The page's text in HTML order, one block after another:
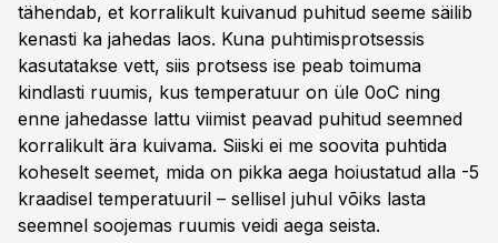
tähendab, et korralikult kuivanud puhitud seeme säilib
kenasti ka jahedas laos. Kuna puhtimisprotsessis
kasutatakse vett, siis protsess ise peab toimuma
kindlasti ruumis, kus temperatuur on üle 0oC ning
enne jahedasse lattu viimist peavad puhitud seemned
korralikult ära kuivama. Siiski ei me soovita puhtida
koheselt seemet, mida on pikka aega hoiustatud alla -5
kraadisel temperatuuril – sellisel juhul võiks lasta
seemnel soojemas ruumis veidi aega seista.